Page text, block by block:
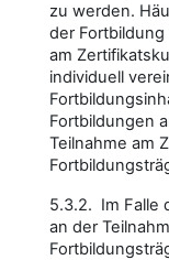
zu werden.
der
am
individuell
Fortbildungen
Teilnahme am
5.3.2. Im Falle
an der